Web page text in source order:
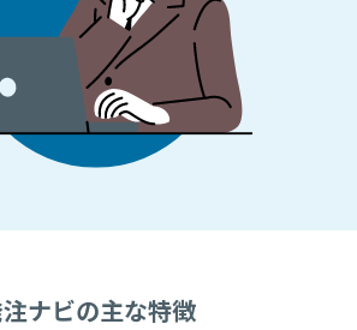
ナビの主な特徴